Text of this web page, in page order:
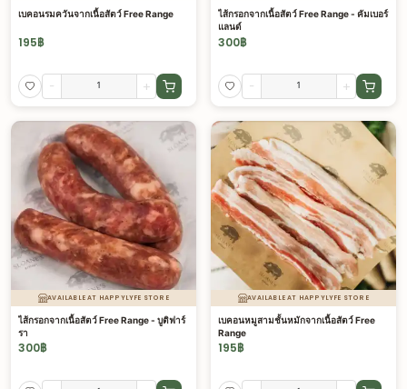
เบคอนรมควันจากเนื้อสัตว์ Free Range
195฿
- +
ไส้กรอกจากเนื้อสัตว์ Free Range - คัมเบอร์
แลนด์
300฿
- +
AVAILABLE AT HAPPYLYFE STORE
ไส้กรอกจากเนื้อสัตว์ Free Range - บูติฟาร์
รา
300฿
AVAILABLE AT HAPPYLYFE STORE
เบคอนหมูสามชั้นหมักจากเนื้อสัตว์ Free
Range
195฿